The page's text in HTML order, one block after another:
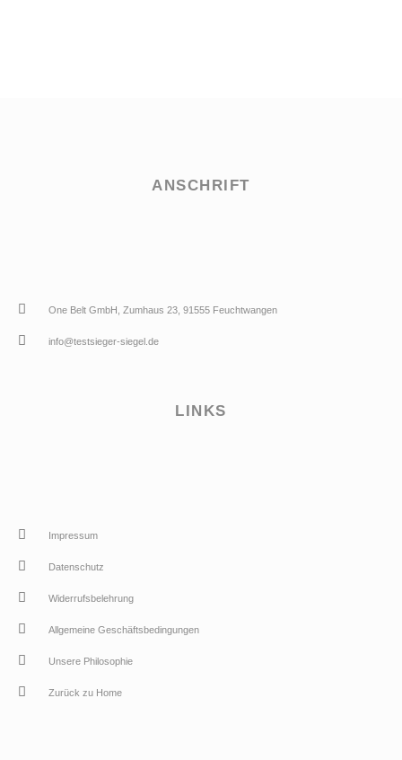
ANSCHRIFT
One Belt GmbH, Zumhaus 23, 91555 Feuchtwangen
info@testsieger-siegel.de
LINKS
Impressum
Datenschutz
Widerrufsbelehrung
Allgemeine Geschäftsbedingungen
Unsere Philosophie
Zurück zu Home